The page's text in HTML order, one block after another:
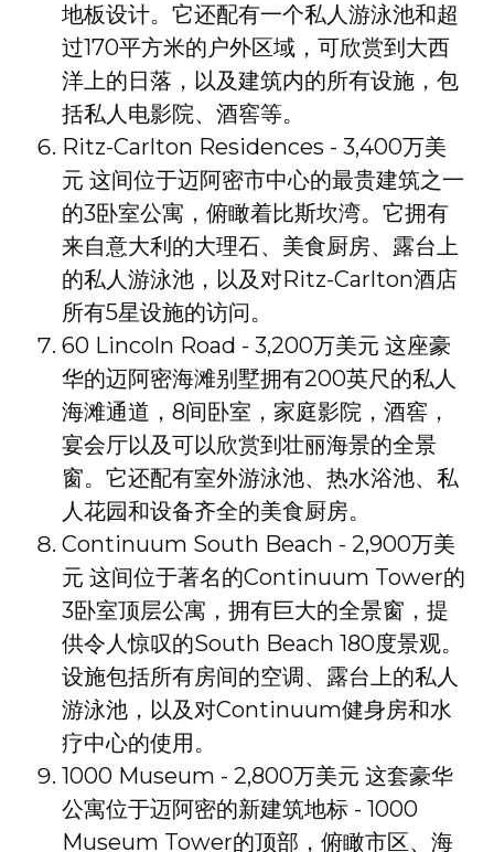
地板设计。它还配有一个私人游泳池和超
过170平方米的户外区域，可欣赏到大西
洋上的日落，以及建筑内的所有设施，包
括私人电影院、酒窖等。
Ritz-Carlton Residences - 3,400万美
元 这间位于迈阿密市中心的最贵建筑之一
的3卧室公寓，俯瞰着比斯坎湾。它拥有
来自意大利的大理石、美食厨房、露台上
的私人游泳池，以及对Ritz-Carlton酒店
所有5星设施的访问。
60 Lincoln Road - 3,200万美元 这座豪
华的迈阿密海滩别墅拥有200英尺的私人
海滩通道，8间卧室，家庭影院，酒窖，
宴会厅以及可以欣赏到壮丽海景的全景
窗。它还配有室外游泳池、热水浴池、私
人花园和设备齐全的美食厨房。
Continuum South Beach - 2,900万美
元 这间位于著名的Continuum Tower的
3卧室顶层公寓，拥有巨大的全景窗，提
供令人惊叹的South Beach 180度景观。
设施包括所有房间的空调、露台上的私人
游泳池，以及对Continuum健身房和水
疗中心的使用。
1000 Museum - 2,800万美元 这套豪华
公寓位于迈阿密的新建筑地标 - 1000
Museum Tower的顶部，俯瞰市区、海